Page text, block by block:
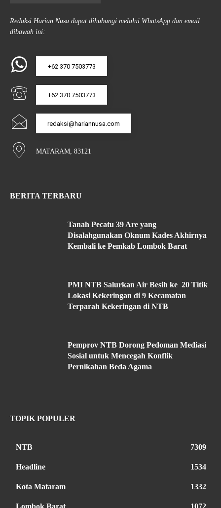
Redaksi Harian Nusa dapat dihubungi melalui WhatsApp dan email
dibawah ini:
+62 370 7503773
+62 370 7503773
redaksi@hariannusa.com
MATARAM, 83121
BERITA TERBARU
Tanah Pecatu 39 Are yang
Disalahgunakan Oknum Kades Akhirnya
Kembali ke Pemkab Lombok Barat
PMI NTB Salurkan Air Besih ke 20 Titik
Lokasi Kekeringan di 9 Kecamatan
Terparah Kekeringan di NTB
Pemprov NTB Dorong Pedoman Mediasi
Sosial untuk Mencegah Konflik
Pernikahan Beda Agama
TOPIK POPULER
NTB 7309
Headline 1534
Kota Mataram 1332
Lombok Barat 1072